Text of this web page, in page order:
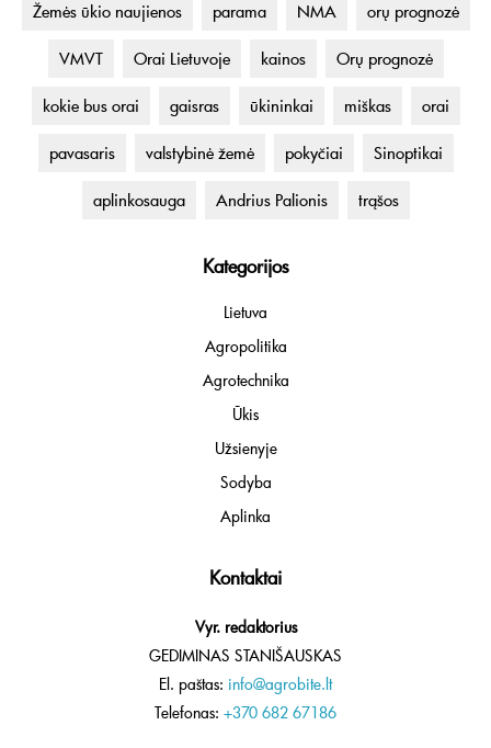
Žemės ūkio naujienos parama NMA orų prognozė
VMVT Orai Lietuvoje kainos Orų prognozė
kokie bus orai gaisras ūkininkai miškas orai
pavasaris valstybinė žemė pokyčiai Sinoptikai
aplinkosauga Andrius Palionis trąšos
Kategorijos
Lietuva
Agropolitika
Agrotechnika
Ūkis
Užsienyje
Sodyba
Aplinka
Kontaktai
Vyr. redaktorius
GEDIMINAS STANIŠAUSKAS
El. paštas: info@agrobite.lt
Telefonas: +370 682 67186